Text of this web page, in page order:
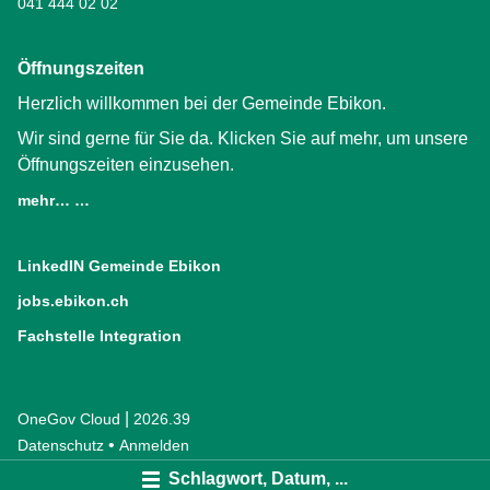
Schlagwort, Datum, ...
Öffnungszeiten
Herzlich willkommen bei der Gemeinde Ebikon.
Wir sind gerne für Sie da. Klicken Sie auf mehr, um unsere
Öffnungszeiten einzusehen.
mehr… …
LinkedIN Gemeinde Ebikon
jobs.ebikon.ch
Fachstelle Integration
OneGov Cloud (External Link)
2026.39
Datenschutz (External Link)
Anmelden